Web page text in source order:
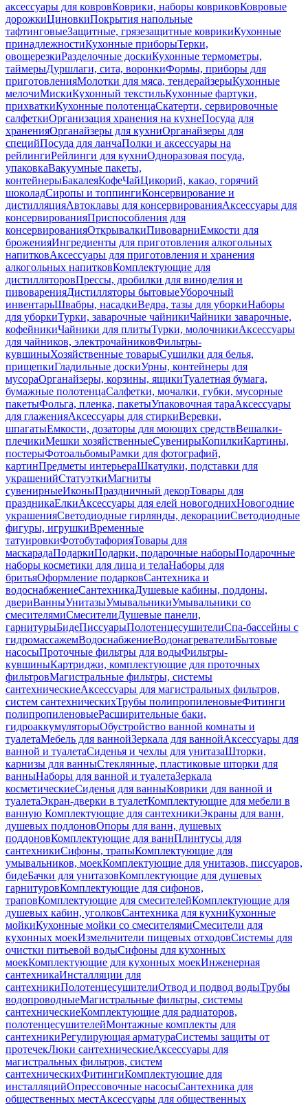
аксессуары для ковровКоврики, наборы ковриковКовровые
дорожкиЦиновкиПокрытия напольные
тафтинговыеЗащитные, грязезащитные коврикиКухонные
принадлежностиКухонные приборыТерки,
овощерезкиРазделочные доскиКухонные термометры,
таймерыДуршлаги, сита, воронкиФормы, приборы для
приготовленияМолотки для мяса, тендерайзерыКухонные
мелочиМискиКухонный текстильКухонные фартуки,
прихваткиКухонные полотенцаСкатерти, сервировочные
салфеткиОрганизация хранения на кухнеПосуда для
храненияОрганайзеры для кухниОрганайзеры для
специйПосуда для ланчаПолки и аксессуары на
рейлингиРейлинги для кухниОдноразовая посуда,
упаковкаВакуумные пакеты,
контейнерыБакалеяКофеЧайЦикорий, какао, горячий
шоколадСиропы и топпингиКонсервирование и
дистилляцияАвтоклавы для консервированияАксессуары для
консервированияПриспособления для
консервированияОткрывалкиПивоварниЕмкости для
броженияИнгредиенты для приготовления алкогольных
напитковАксессуары для приготовления и хранения
алкогольных напитковКомплектующие для
дистилляторовПрессы, дробилки для виноделия и
пивоваренияДистилляторы бытовыеУборочный
инвентарьШвабры, насадкиВедра, тазы для уборкиНаборы
для уборкиТурки, заварочные чайникиЧайники заварочные,
кофейникиЧайники для плитыТурки, молочникиАксессуары
для чайников, электрочайниковФильтры-
кувшиныХозяйственные товарыСушилки для белья,
прищепкиГладильные доскиУрны, контейнеры для
мусораОрганайзеры, корзины, ящикиТуалетная бумага,
бумажные полотенцаСалфетки, мочалки, губки, мусорные
пакетыФольга, пленка, пакетыУпаковочная тараАксессуары
для глаженияАксессуары для стиркиВеревки,
шпагатыЕмкости, дозаторы для моющих средствВешалки-
плечикиМешки хозяйственныеСувенирыКопилкиКартины,
постерыФотоальбомыРамки для фотографий,
картинПредметы интерьераШкатулки, подставки для
украшенийСтатуэткиМагниты
сувенирныеИконыПраздничный декорТовары для
праздникаЕлкиАксессуары для елей новогоднихНовогодние
украшенияСветодиодные гирлянды, декорацииСветодиодные
фигуры, игрушкиВременные
татуировкиФотобутафорияТовары для
маскарадаПодаркиПодарки, подарочные наборыПодарочные
наборы косметики для лица и телаНаборы для
бритьяОформление подарковСантехника и
водоснабжениеСантехникаДушевые кабины, поддоны,
двериВанныУнитазыУмывальникиУмывальники со
смесителямиСмесителиДушевые панели,
гарнитурыБидеПиссуарыПолотенцесушителиСпа-бассейны с
гидромассажемВодоснабжениеВодонагревателиБытовые
насосыПроточные фильтры для водыФильтры-
кувшиныКартриджи, комплектующие для проточных
фильтровМагистральные фильтры, системы
сантехническиеАксессуары для магистральных фильтров,
систем сантехническихТрубы полипропиленовыеФитинги
полипропиленовыеРасширительные баки,
гидроаккумуляторыОбустройство ванной комнаты и
туалетаМебель для ваннойЗеркала для ваннойАксессуары для
ванной и туалетаСиденья и чехлы для унитазаШторки,
карнизы для ванныСтеклянные, пластиковые шторки для
ванныНаборы для ванной и туалетаЗеркала
косметическиеСиденья для ванныКоврики для ванной и
туалетаЭкран-дверки в туалетКомплектующие для мебели в
ванную Комплектующие для сантехникиЭкраны для ванн,
душевых поддоновОпоры для ванн, душевых
поддоновКомплектующие для ваннПлинтусы для
сантехникиСифоны, трапыКомплектующие для
умывальников, моекКомплектующие для унитазов, писсуаров,
бидеБачки для унитазовКомплектующие для душевых
гарнитуровКомплектующие для сифонов,
траповКомплектующие для смесителейКомплектующие для
душевых кабин, уголковСантехника для кухниКухонные
мойкиКухонные мойки со смесителямиСмесители для
кухонных моекИзмельчители пищевых отходовСистемы для
очистки питьевой водыСифоны для кухонных
моекКомплектующие для кухонных моекИнженерная
сантехникаИнсталляции для
сантехникиПолотенцесушителиОтвод и подвод водыТрубы
водопроводныеМагистральные фильтры, системы
сантехническиеКомплектующие для радиаторов,
полотенцесушителейМонтажные комплекты для
сантехникиРегулирующая арматураСистемы защиты от
протечекЛюки сантехническиеАксессуары для
магистральных фильтров, систем
сантехническихФитингиКомплектующие для
инсталляцийОпрессовочные насосыСантехника для
общественных местАксессуары для общественных